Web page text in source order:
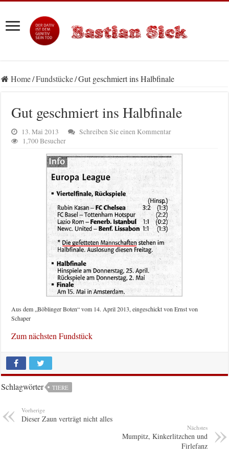
Home/Fundstücke/Gut geschmiert ins Halbfinale
Gut geschmiert ins Halbfinale
13. Mai 2013
Schreiben Sie einen Kommentar
1,700 Besucher
Aus dem „Böblinger Boten“ vom 14. April 2013, eingeschickt von Ernst von
Schaper
Zum nächsten Fundstück
Schlagwörter TIERE
Vorherige
Dieser Zaun verträgt nicht alles
Nächstes
Mumpitz, Kinkerlitzchen und
Firlefanz